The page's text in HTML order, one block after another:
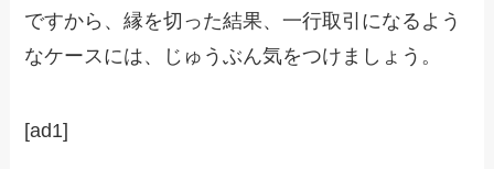
ですから、縁を切った結果、一行取引になるよう
なケースには、じゅうぶん気をつけましょう。
[ad1]